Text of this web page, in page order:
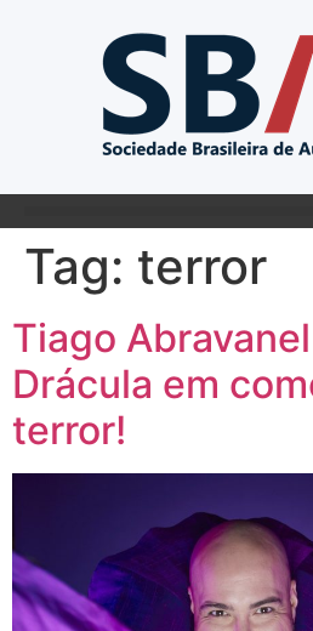
Tag: terror
Tiago
Drácula em
terror!